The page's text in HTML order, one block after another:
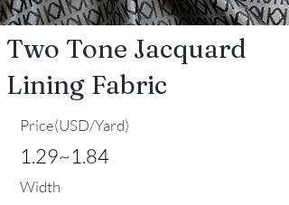
Two Tone Jacquard
Lining Fabric
Price(USD/Yard)
1.29~1.84
Width